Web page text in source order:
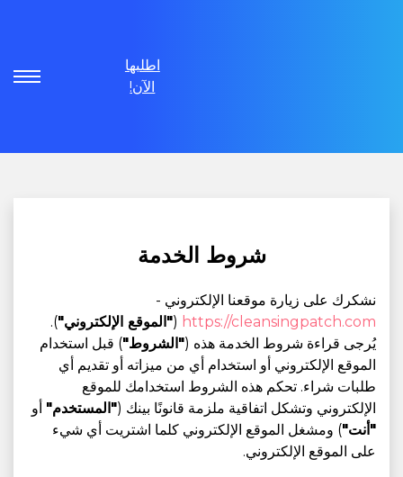
اطلبها
الآن!
شروط الخدمة
نشكرك على زيارة موقعنا الإلكتروني -
https://cleansingpatch.com
("الموقع الإلكتروني").
يُرجى قراءة شروط الخدمة هذه ("الشروط") قبل استخدام
الموقع الإلكتروني أو استخدام أي من ميزاته أو تقديم أي
طلبات شراء. تحكم هذه الشروط استخدامك للموقع
الإلكتروني وتشكل اتفاقية ملزمة قانونًا بينك ("المستخدم" أو
"أنت") ومشغل الموقع الإلكتروني كلما اشتريت أي شيء
على الموقع الإلكتروني.